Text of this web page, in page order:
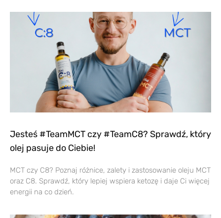
Jesteś #TeamMCT czy #TeamC8? Sprawdź, który
olej pasuje do Ciebie!
MCT czy C8? Poznaj różnice, zalety i zastosowanie oleju MCT
oraz C8. Sprawdź, który lepiej wspiera ketozę i daje Ci więcej
energii na co dzień.